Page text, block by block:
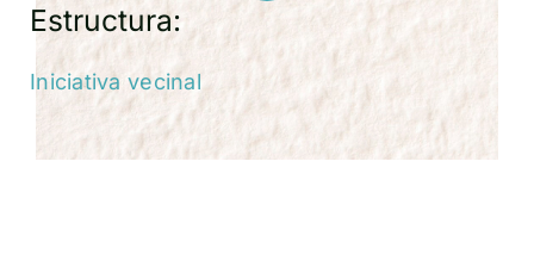
Estructura:
Iniciativa vecinal